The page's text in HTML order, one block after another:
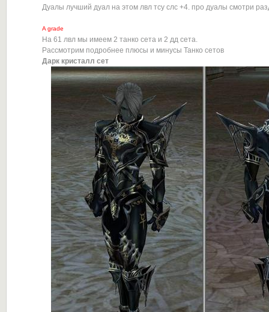
Дуалы лучший дуал на этом лвл тсу слс +4. про дуалы смотри
A grade
На 61 лвл мы имеем 2 танко сета и 2 дд сета.
Рассмотрим подробнее плюсы и минусы Танко сетов
Дарк кристалл сет